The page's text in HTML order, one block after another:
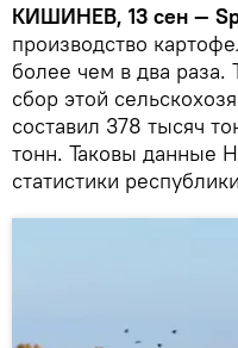
КИШИНЕВ, 13 сен —
производство
более чем в два раза.
сбор этой
составил 378 тысяч
тонн. Таковы данные
статистики